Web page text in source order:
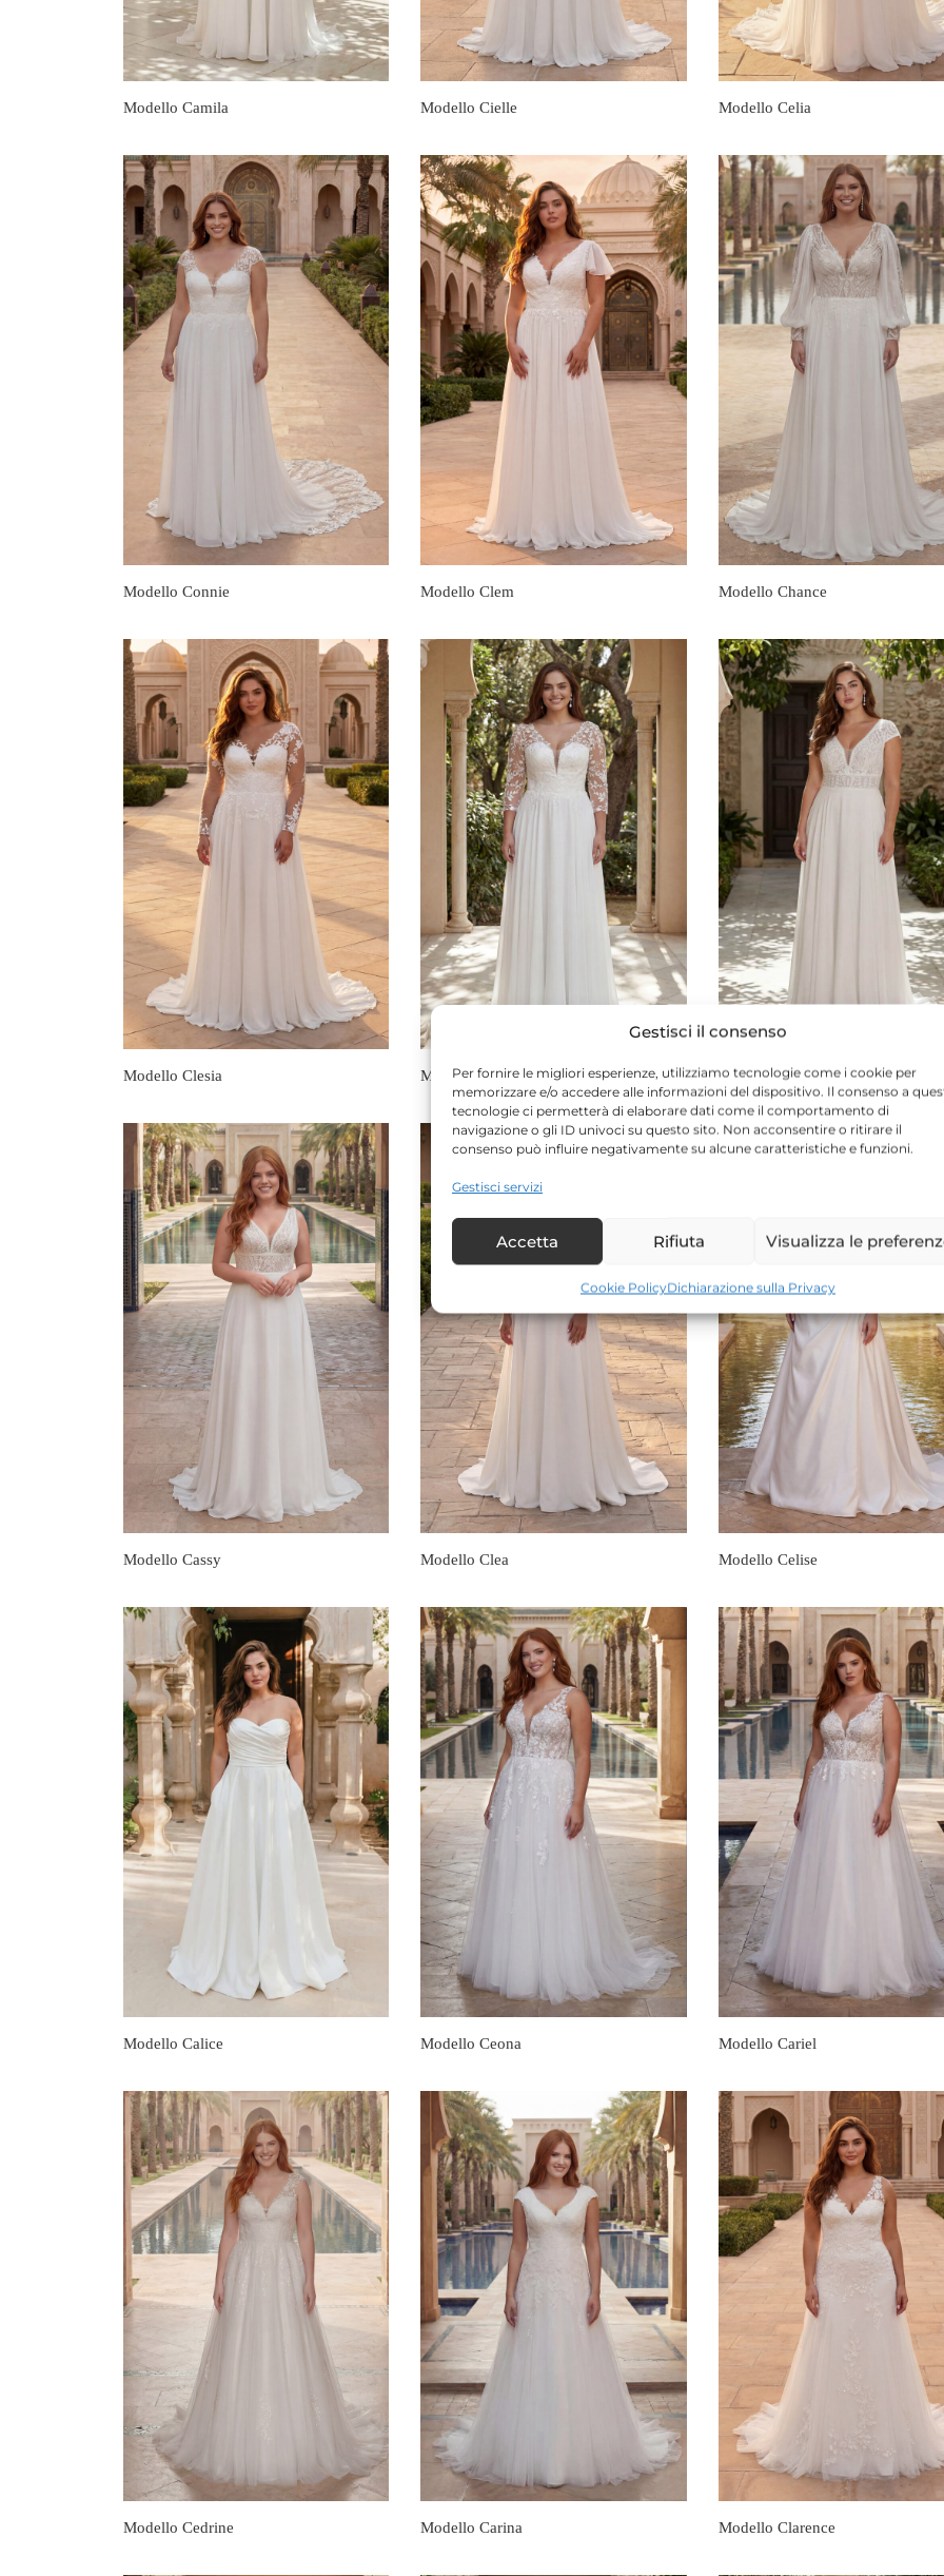
Gestisci il consenso
Per fornire le migliori esperienze, utilizziamo tecnologie come i cookie per
memorizzare e/o accedere alle informazioni del dispositivo. Il consenso a
tecnologie ci permetterà di elaborare dati come il comportamento di
navigazione o gli ID univoci su questo sito. Non acconsentire o ritirare il
consenso può influire negativamente su alcune caratteristiche e funzioni.
Gestisci servizi
Accetta Rifiuta Visualizza le
Cookie PolicyDichiarazione sulla Privacy
Modello Camila Modello Cielle Modello Celia
Modello Connie Modello Clem Modello Chance
Modello Clesia Modello Corea Modello Caline
Modello Cassy Modello Clea Modello Celise
Modello Calice Modello Ceona Modello Cariel
Modello Cedrine Modello Carina Modello Clarence